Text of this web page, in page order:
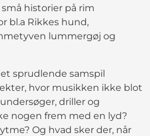
historier på rim
bl.a Rikkes hund,
lummergøj og
sprudlende samspil
hvor musikken ikke blot
driller og
nogen frem med en lyd?
Og hvad sker der, når